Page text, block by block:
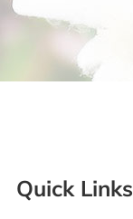
Quick Links